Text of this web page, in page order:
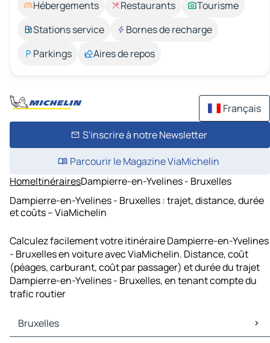
Hébergements Restaurants
Tourisme
Stations service
Bornes de recharge
Parkings
Aires de repos
Français
S'inscrire à notre Newsletter
Parcourir le Magazine ViaMichelin
HomeItinérairesDampierre-en-Yvelines - Bruxelles
Dampierre-en-Yvelines - Bruxelles : trajet, distance, durée
et coûts – ViaMichelin
Calculez facilement votre itinéraire Dampierre-en-Yvelines
- Bruxelles en voiture avec ViaMichelin. Distance, coût
(péages, carburant, coût par passager) et durée du trajet
Dampierre-en-Yvelines - Bruxelles, en tenant compte du
trafic routier
Bruxelles